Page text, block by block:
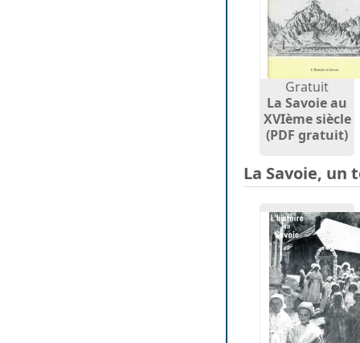
Gratuit
La Savoie au
XVIème siècle
(PDF gratuit)
La Savoie,